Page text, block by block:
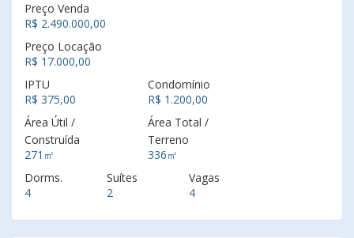
Preço Venda
R$ 2.490.000,00
Preço Locação
R$ 17.000,00
IPTU
R$ 375,00
Condomínio
R$ 1.200,00
Área Útil /
Construída
271㎡
Área Total /
Terreno
336㎡
Dorms.
4
Suítes
2
Vagas
4